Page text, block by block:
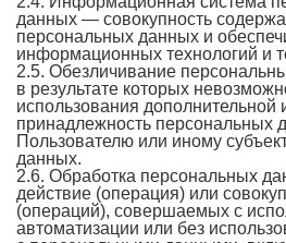
данных — совокупность
персональных данных и
информационных технологий и
2.5. Обезличивание
в результате которых
использования
принадлежность персональных
Пользователю или иному
данных.
2.6. Обработка персональных
действие (операция) или
(операций), совершаемых с
автоматизации или без